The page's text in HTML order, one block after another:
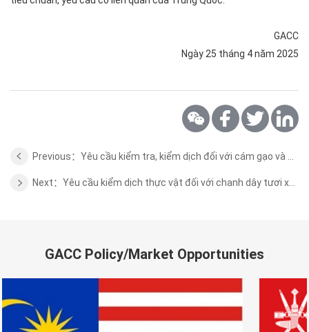
GACC
Ngày 25 tháng 4 năm 2025
GACC Policy/Market Opportunities